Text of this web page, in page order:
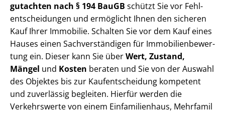
gut­ach­ten nach § 194 BauGB schützt Sie vor Fehl­
ent­schei­dun­gen und ermöglicht Ihnen den sicheren
Kauf Ihrer Immobilie. Schalten Sie vor dem Kauf eines
Hauses einen Sach­ver­stän­di­gen für Im­mo­bi­li­en­be­wer­
tung ein. Dieser kann Sie überWert, Zustand,
Mängel und Kosten beraten und Sie von der Auswahl
des Objektes bis zur Kauf­ent­schei­dung kompetent
und zuverlässig begleiten. Hierfür werden die
Verkehrswerte von einem Einfamilienhaus, Mehr­fa­mi­l